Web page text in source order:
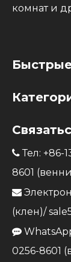
комнат и
Тел: +86-
8601

(клен)/

0256-8601